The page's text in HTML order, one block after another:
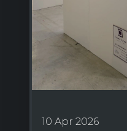
10 Apr 2026